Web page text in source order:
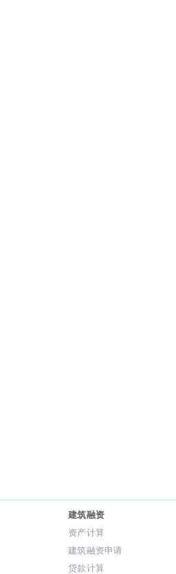
建筑融资
资产计算
建筑融资申请
贷款计算